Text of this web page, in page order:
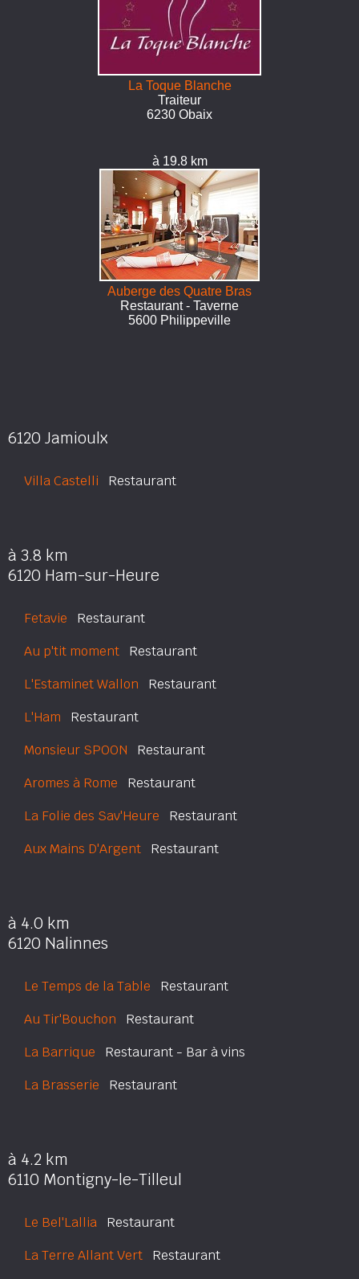
La Toque Blanche
Traiteur
6230 Obaix
à 19.8 km
Auberge des Quatre Bras
Restaurant - Taverne
5600 Philippeville
6120 Jamioulx
Villa Castelli Restaurant
à 3.8 km
6120 Ham-sur-Heure
Fetavie Restaurant
Au p'tit moment Restaurant
L'Estaminet Wallon Restaurant
L'Ham Restaurant
Monsieur SPOON Restaurant
Aromes à Rome Restaurant
La Folie des Sav'Heure Restaurant
Aux Mains D'Argent Restaurant
à 4.0 km
6120 Nalinnes
Le Temps de la Table Restaurant
Au Tir'Bouchon Restaurant
La Barrique Restaurant - Bar à vins
La Brasserie Restaurant
à 4.2 km
6110 Montigny-le-Tilleul
Le Bel'Lallia Restaurant
La Terre Allant Vert Restaurant